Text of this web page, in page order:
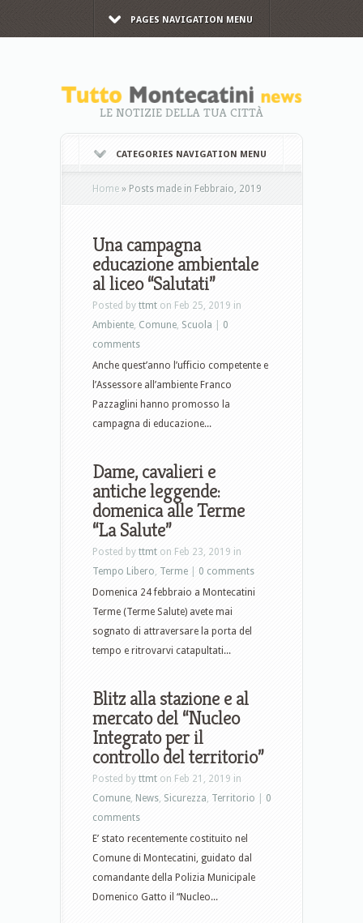
PAGES NAVIGATION MENU
LE NOTIZIE DELLA TUA CITTÀ
CATEGORIES NAVIGATION MENU
Home » Posts made in Febbraio, 2019
Una campagna
educazione ambientale
al liceo “Salutati”
Posted by ttmt on Feb 25, 2019 in
Ambiente, Comune, Scuola
0
comments
Anche quest’anno l’ufficio competente e
l’Assessore all’ambiente Franco
Pazzaglini hanno promosso la
campagna di educazione...
Dame, cavalieri e
antiche leggende:
domenica alle Terme
“La Salute”
Posted by ttmt on Feb 23, 2019 in
Tempo Libero, Terme
0 comments
Domenica 24 febbraio a Montecatini
Terme (Terme Salute) avete mai
sognato di attraversare la porta del
tempo e ritrovarvi catapultati...
Blitz alla stazione e al
mercato del “Nucleo
Integrato per il
controllo del territorio”
Posted by ttmt on Feb 21, 2019 in
Comune, News, Sicurezza, Territorio
0
comments
E’ stato recentemente costituito nel
Comune di Montecatini, guidato dal
comandante della Polizia Municipale
Domenico Gatto il “Nucleo...